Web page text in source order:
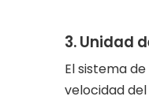
3. Unidad
El sistema
velocidad